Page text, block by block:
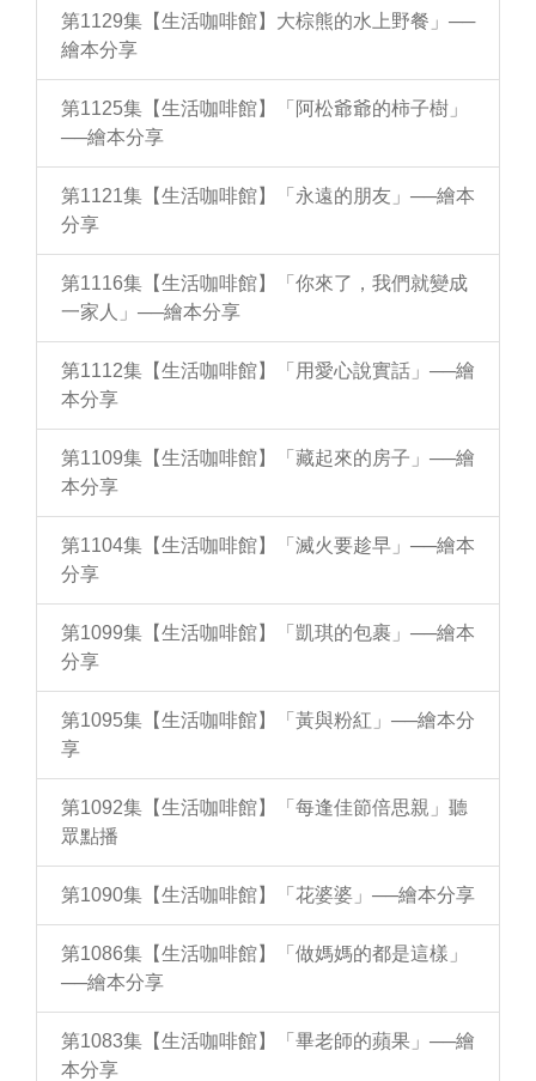
第1129集【生活咖啡館】大棕熊的水上野餐」──
繪本分享
第1125集【生活咖啡館】「阿松爺爺的柿子樹」
──繪本分享
第1121集【生活咖啡館】「永遠的朋友」──繪本
分享
第1116集【生活咖啡館】「你來了，我們就變成
一家人」──繪本分享
第1112集【生活咖啡館】「用愛心說實話」──繪
本分享
第1109集【生活咖啡館】「藏起來的房子」──繪
本分享
第1104集【生活咖啡館】「滅火要趁早」──繪本
分享
第1099集【生活咖啡館】「凱琪的包裹」──繪本
分享
第1095集【生活咖啡館】「黃與粉紅」──繪本分
享
第1092集【生活咖啡館】「每逢佳節倍思親」聽
眾點播
第1090集【生活咖啡館】「花婆婆」──繪本分享
第1086集【生活咖啡館】「做媽媽的都是這樣」
──繪本分享
第1083集【生活咖啡館】「畢老師的蘋果」──繪
本分享